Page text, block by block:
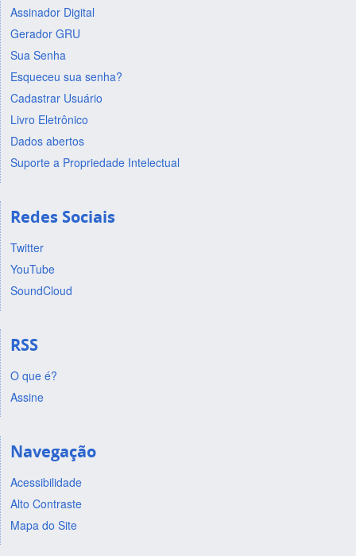
Assinador Digital
Gerador GRU
Sua Senha
Esqueceu sua senha?
Cadastrar Usuário
Livro Eletrônico
Dados abertos
Suporte a Propriedade Intelectual
Redes Sociais
Twitter
YouTube
SoundCloud
RSS
O que é?
Assine
Navegação
Acessibilidade
Alto Contraste
Mapa do Site